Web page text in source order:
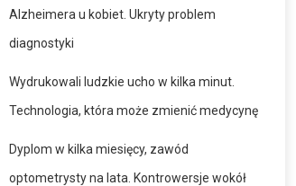
Alzheimera u kobiet. Ukryty problem
diagnostyki
Wydrukowali ludzkie ucho w kilka minut.
Technologia, która może zmienić medycynę
Dyplom w kilka miesięcy, zawód
optometrysty na lata. Kontrowersje wokół